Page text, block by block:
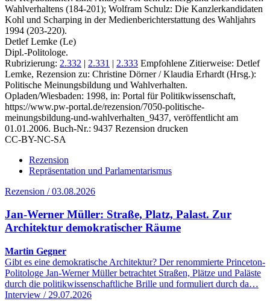
Wahlverhaltens (184-201); Wolfram Schulz: Die Kanzlerkandidaten
Kohl und Scharping in der Medienberichterstattung des Wahljahrs
1994 (203-220).
Detlef Lemke (Le)
Dipl.-Politologe.
Rubrizierung: 2.332 | 2.331 | 2.333 Empfohlene Zitierweise: Detlef
Lemke, Rezension zu: Christine Dörner / Klaudia Erhardt (Hrsg.):
Politische Meinungsbildung und Wahlverhalten.
Opladen/Wiesbaden: 1998, in: Portal für Politikwissenschaft,
https://www.pw-portal.de/rezension/7050-politische-
meinungsbildung-und-wahlverhalten_9437, veröffentlicht am
01.01.2006. Buch-Nr.: 9437 Rezension drucken
CC-BY-NC-SA
Rezension
Repräsentation und Parlamentarismus
Rezension / 03.08.2026
Jan-Werner Müller: Straße, Platz, Palast. Zur
Architektur demokratischer Räume
Martin Gegner
Gibt es eine demokratische Architektur? Der renommierte Princeton-
Politologe Jan-Werner Müller betrachtet Straßen, Plätze und Paläste
durch die politikwissenschaftliche Brille und formuliert durch da…
Interview / 29.07.2026